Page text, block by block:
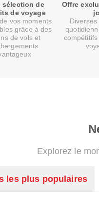
sélection de
de voyage
vos moments
grâce à des
de vols et
Offre
Explorez le
les plus populaires